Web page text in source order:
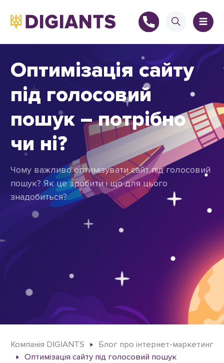
Оптимізація сайту
під голосовий
пошук – потрібно
чи ні?
Чому важливо оптимізувати сайт під голосовий
пошук? Як це зробити і що для цього
знадобиться?
Компанія DIGIANTS
Блог про інтернет-маркетинг
Оптимізація сайту під голосовий пошук
+